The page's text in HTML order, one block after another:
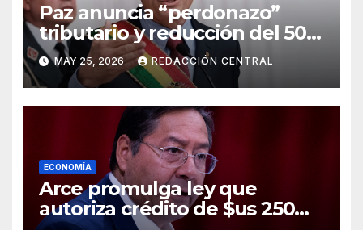
Paz anuncia “perdonazo”
tributario y reducción del 50%
al salario del Presidente y
ministros
MAY 25, 2026 REDACCIÓN CENTRAL
ECONOMÍA
Arce promulga ley que
autoriza crédito de $us 250